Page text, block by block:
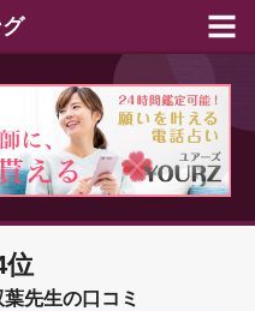
位
先生の口コミ